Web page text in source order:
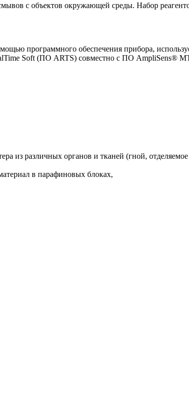
с объектов окружающей среды. Набор
программного обеспечения прибора,
Soft (ПО ARTS) совместно с ПО AmpliSens®
из различных органов и тканей (гной,
в парафиновых блоках,